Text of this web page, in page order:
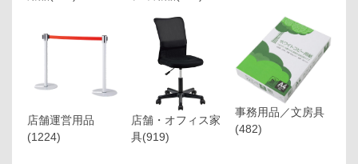
店舗運営用品
(1224)
店舗・オフィス家
具(919)
事務用品／文房具
(482)